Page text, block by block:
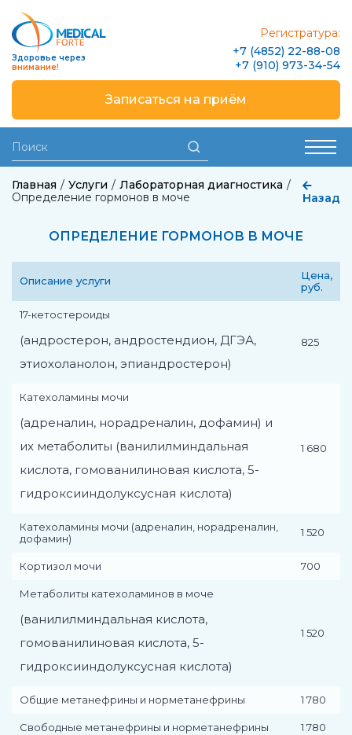
Здоровье через
внимание!
Регистратура:
+7 (4852) 22-88-08
+7 (910) 973-34-54
Записаться на приём
Главная Услуги
Лабораторная диагностика
Определение гормонов в моче
Назад
ОПРЕДЕЛЕНИЕ ГОРМОНОВ В МОЧЕ
Описание услуги
Цена,
руб.
17-кетостероиды
(андростерон, андростендион, ДГЭА,
этиохоланолон, эпиандростерон)
825
Катехоламины мочи
(адреналин, норадреналин, дофамин) и
их метаболиты (ванилилминдальная
кислота, гомованилиновая кислота, 5-
гидроксииндолуксусная кислота)
1 680
Катехоламины мочи (адреналин, норадреналин,
дофамин)
1 520
Кортизол мочи 700
Метаболиты катехоламинов в моче
(ванилилминдальная кислота,
гомованилиновая кислота, 5-
гидроксииндолуксусная кислота)
1 520
Общие метанефрины и норметанефрины 1 780
Свободные метанефрины и норметанефрины 1 780